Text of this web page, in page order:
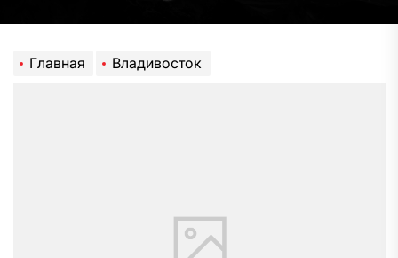
Главная Владивосток